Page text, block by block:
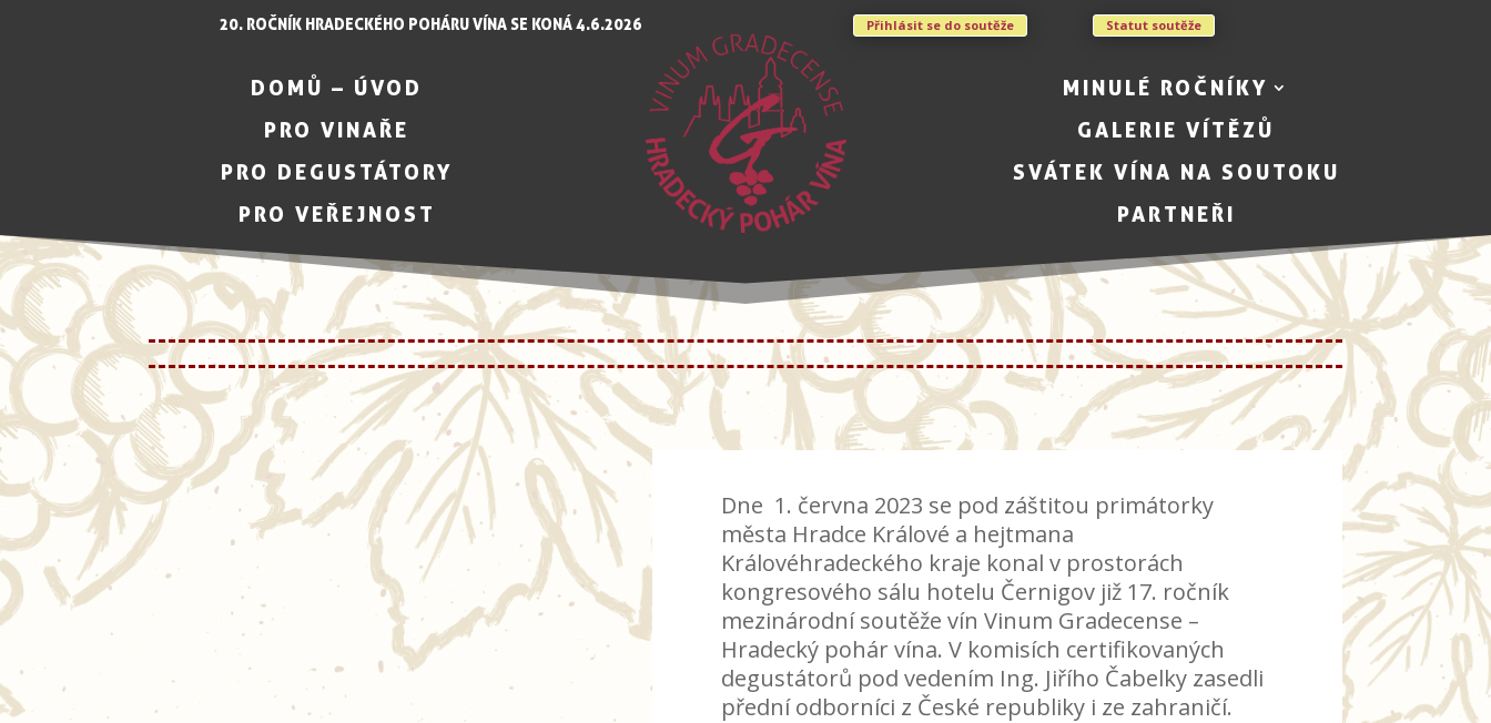
20. ROČNÍK HRADECKÉHO POHÁRU VÍNA SE KONÁ 4.6.2026 Přihlásit se do soutěže Statut soutěže
DOMŮ – ÚVOD
PRO VINAŘE
PRO DEGUSTÁTORY
PRO VEŘEJNOST
MINULÉ ROČNÍKY
GALERIE VÍTĚZŮ
SVÁTEK VÍNA NA SOUTOKU
PARTNEŘI
Dne 1. června 2023 se pod záštitou primátorky
města Hradce Králové a hejtmana
Královéhradeckého kraje konal v prostorách
kongresového sálu hotelu Černigov již 17. ročník
mezinárodní soutěže vín Vinum Gradecense –
Hradecký pohár vína. V komisích certifikovaných
degustátorů pod vedením Ing. Jiřího Čabelky zasedli
přední odborníci z České republiky i ze zahraničí.